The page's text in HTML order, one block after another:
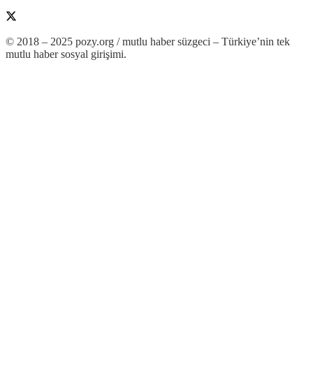
© 2018 – 2025 pozy.org / mutlu haber süzgeci – Türkiye’nin tek
mutlu haber sosyal girişimi.